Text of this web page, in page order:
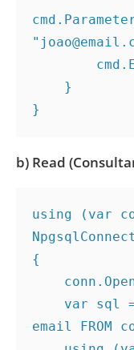
    }
}
b) Read
using (var
{
email FROM